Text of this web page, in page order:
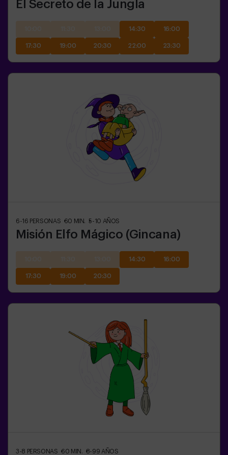
El Secreto de la Jungla
14:30 16:00
17:30 19:00 20:30 22:00 23:30
6-16 PERSONAS 60 MIN. 5-10 AÑOS
Misión Elfo Mágico (Gincana)
14:30 16:00
17:30 19:00 20:30
3-8 PERSONAS 60 MIN. 8-99 AÑOS